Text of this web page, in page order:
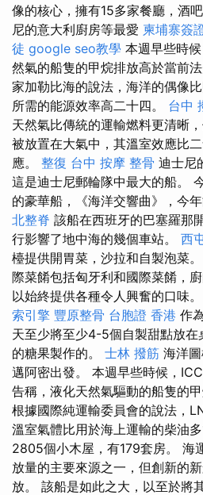
像的核心，擁有15多家餐廳，酒
尼的意大利廚房等最愛 柬埔寨簽
徒 google seo教學 本週早些時
然氣的船隻的甲烷排放高於當前法
家加勒比海的說法，海洋的偶像
所需的能源效率高二十四。 台中
天然氣比傳統的運輸燃料更清晰
被放置在大氣中，其溫室效應比
應。 整復 台中 按摩 整骨 迪士尼
這是迪士尼郵輪隊中最大的船。
的豪華船，《海洋交響曲》，今
北整脊 該船在西班牙的巴塞羅那
行影響了地中海的幾個車站。 西
檯提供開胃菜，沙拉和自製泡菜。
際菜餚包括匈牙利和國際菜餚，
以始終提供各種令人興奮的口味。
索引擎 豐原整骨 台胞證 香港 作
天至少將至少4-5個自製甜點放在
的糖果製作的。 士林 撥筋 海洋
邁阿密出發。 本週早些時候，
告稱，液化天然氣驅動的船隻的
根據國際純運輸委員會的說法，
溫室氣體比用於海上運輸的柴油
2805個小木屋，有179套房。 海
放量的主要來源之一，但創新的
放。 該船是如此之大，以至於將